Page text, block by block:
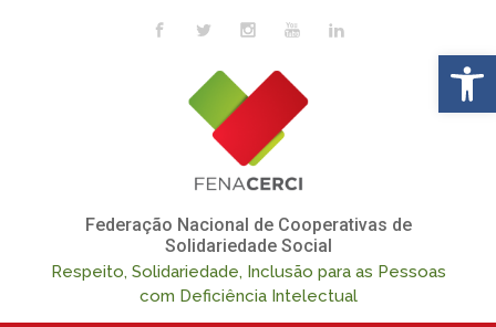
Skip to main content
Federação Nacional de Cooperativas de
Solidariedade Social
Respeito, Solidariedade, Inclusão para as Pessoas
com Deficiência Intelectual